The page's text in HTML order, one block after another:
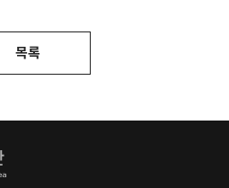
목록